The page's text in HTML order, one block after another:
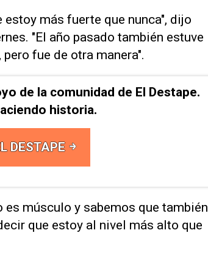
más fuerte que nunca", dijo
"El año pasado también estuve
fue de otra manera".
de la comunidad de El Destape.
historia.
DESTAPE
es músculo y sabemos que también
que estoy al nivel más alto que